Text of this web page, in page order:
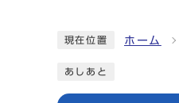
現在位置 ホーム
あしあと